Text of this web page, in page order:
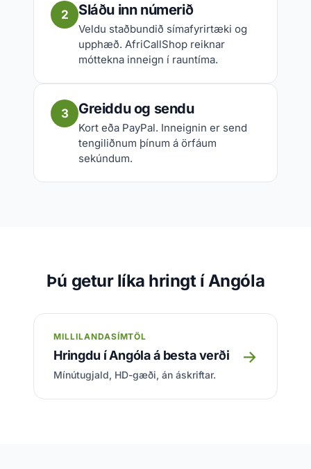
2 Sláðu inn númerið
Veldu staðbundið símafyrirtæki og
upphæð. AfriCallShop reiknar
móttekna inneign í rauntíma.
3 Greiddu og sendu
Kort eða PayPal. Inneignin er send
tengiliðnum þínum á örfáum
sekúndum.
Þú getur líka hringt í Angóla
MILLILANDASÍMTÖL
Hringdu í Angóla á besta verði
Mínútugjald, HD-gæði, án áskriftar.
→